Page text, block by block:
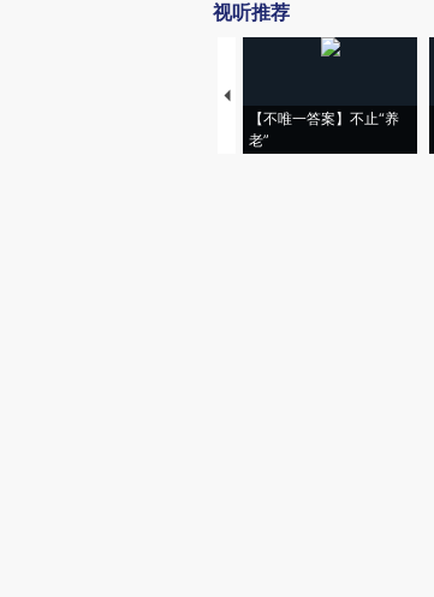
视听推荐
【不唯一答案】不止“养
老”